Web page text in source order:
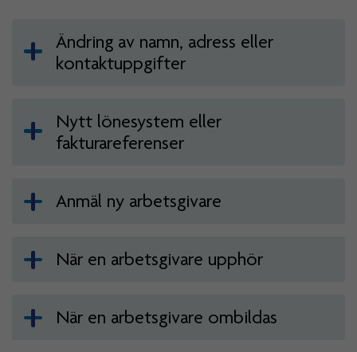
Ändring av namn, adress eller
kontaktuppgifter
Nytt lönesystem eller
fakturareferenser
Anmäl ny arbetsgivare
När en arbetsgivare upphör
När en arbetsgivare ombildas